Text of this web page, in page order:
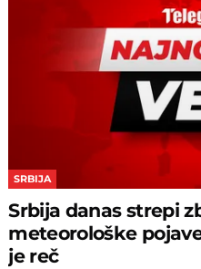
SRBIJA
Srbija danas strepi
meteorološke
je reč